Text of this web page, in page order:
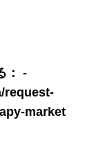
： -
request-
market